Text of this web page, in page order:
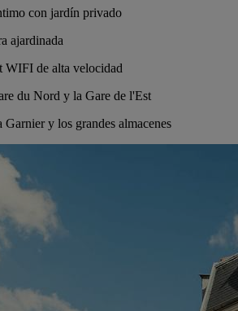
con jardín privado
ajardinada
WIFI de alta velocidad
du Nord y la Gare de l'Est
Garnier y los grandes almacenes